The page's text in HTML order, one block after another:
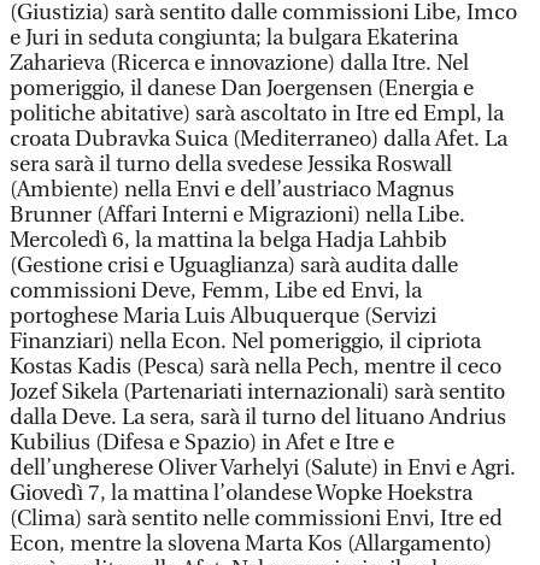
(Giustizia) sarà sentito dalle commissioni Libe, Imco
e Juri in seduta congiunta; la bulgara Ekaterina
Zaharieva (Ricerca e innovazione) dalla Itre. Nel
pomeriggio, il danese Dan Joergensen (Energia e
politiche abitative) sarà ascoltato in Itre ed Empl, la
croata Dubravka Suica (Mediterraneo) dalla Afet. La
sera sarà il turno della svedese Jessika Roswall
(Ambiente) nella Envi e dell’austriaco Magnus
Brunner (Affari Interni e Migrazioni) nella Libe.
Mercoledì 6, la mattina la belga Hadja Lahbib
(Gestione crisi e Uguaglianza) sarà audita dalle
commissioni Deve, Femm, Libe ed Envi, la
portoghese Maria Luis Albuquerque (Servizi
Finanziari) nella Econ. Nel pomeriggio, il cipriota
Kostas Kadis (Pesca) sarà nella Pech, mentre il ceco
Jozef Sikela (Partenariati internazionali) sarà sentito
dalla Deve. La sera, sarà il turno del lituano Andrius
Kubilius (Difesa e Spazio) in Afet e Itre e
dell’ungherese Oliver Varhelyi (Salute) in Envi e Agri.
Giovedì 7, la mattina l’olandese Wopke Hoekstra
(Clima) sarà sentito nelle commissioni Envi, Itre ed
Econ, mentre la slovena Marta Kos (Allargamento)